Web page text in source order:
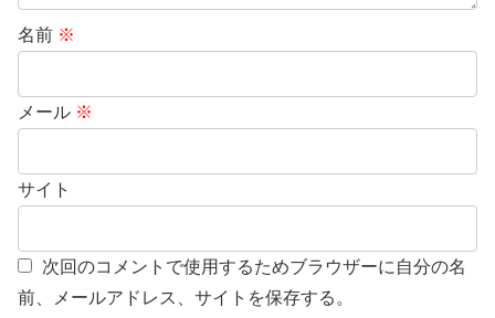
名前 ※
メール ※
サイト
次回のコメントで使用するためブラウザーに自分の名
前、メールアドレス、サイトを保存する。